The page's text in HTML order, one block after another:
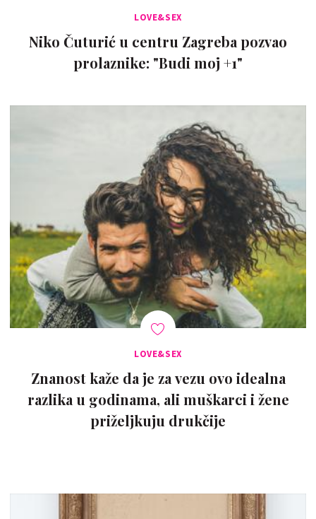
LOVE&SEX
Niko Čuturić u centru Zagreba pozvao
prolaznike: "Budi moj +1"
LOVE&SEX
Znanost kaže da je za vezu ovo idealna
razlika u godinama, ali muškarci i žene
priželjkuju drukčije